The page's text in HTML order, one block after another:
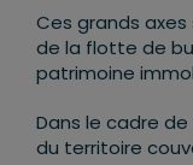
Ces grands
de la flotte de
patrimoine
Dans le cadre
du territoire